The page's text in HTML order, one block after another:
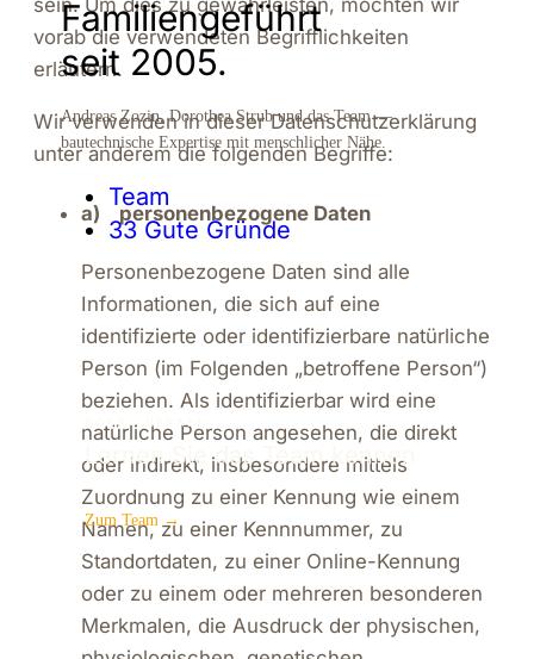
Familiengeführt
seit 2005.
Andreas Zozin, Dorothea Strub und das Team —
bautechnische Expertise mit menschlicher Nähe.
Team
33 Gute Gründe
BONN · HENNEF
Lernen Sie das Team kennen
Zum Team →
sein. Um dies zu gewährleisten, möchten wir
vorab die verwendeten Begrifflichkeiten
erläutern.
Wir verwenden in dieser Datenschutzerklärung
unter anderem die folgenden Begriffe:
a) personenbezogene Daten
Personenbezogene Daten sind alle
Informationen, die sich auf eine
identifizierte oder identifizierbare natürliche
Person (im Folgenden „betroffene Person“)
beziehen. Als identifizierbar wird eine
natürliche Person angesehen, die direkt
oder indirekt, insbesondere mittels
Zuordnung zu einer Kennung wie einem
Namen, zu einer Kennnummer, zu
Standortdaten, zu einer Online-Kennung
oder zu einem oder mehreren besonderen
Merkmalen, die Ausdruck der physischen,